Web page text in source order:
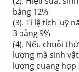
bằng 12%
(3). Tỉ lệ tích luỹ
3 bằng 9%
(4). Nếu chuỗi
lượng mà sinh
lượng quang hợp